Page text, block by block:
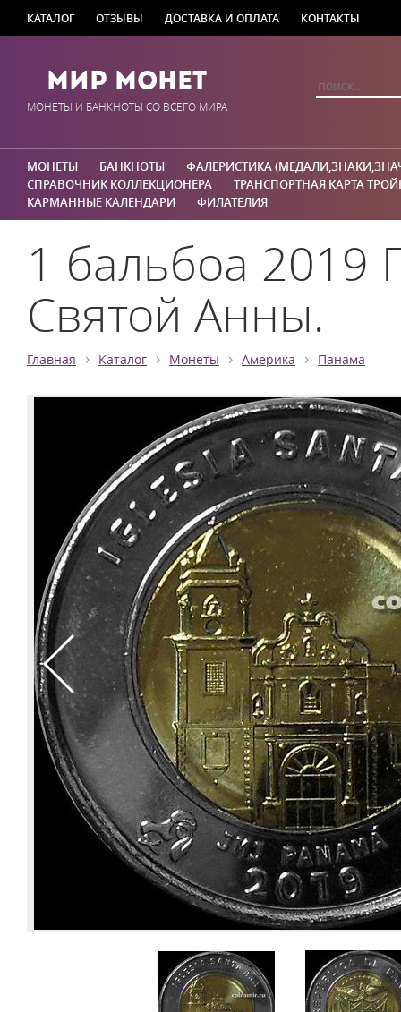
КАТАЛОГ ОТЗЫВЫ ДОСТАВКА И ОПЛАТА КОНТАКТЫ
Мир Монет
МОНЕТЫ И БАНКНОТЫ СО ВСЕГО МИРА
МОНЕТЫ БАНКНОТЫ
ФАЛЕРИСТИКА
СПРАВОЧНИК КОЛЛЕКЦИОНЕРА
ТРАНСПОРТНАЯ КАРТА
КАРМАННЫЕ КАЛЕНДАРИ
ФИЛАТЕЛИЯ
1 бальбоа 2019
Святой Анны.
Главная › Каталог › Монеты › Америка › Панама